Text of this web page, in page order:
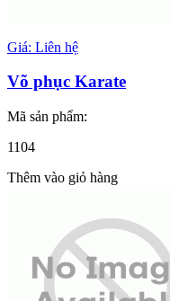
Giá: Liên hệ
Võ phục Karate
Mã sản phẩm:
1104
Thêm vào giỏ hàng